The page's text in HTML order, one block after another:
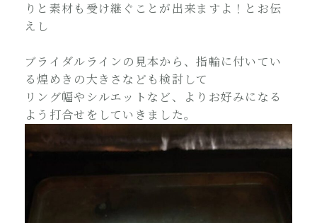
りと素材も受け継ぐことが出来ますよ！とお伝
えし
ブライダルラインの見本から、指輪に付いてい
る煌めきの大きさなども検討して
リング幅やシルエットなど、よりお好みになる
よう打合せをしていきました。